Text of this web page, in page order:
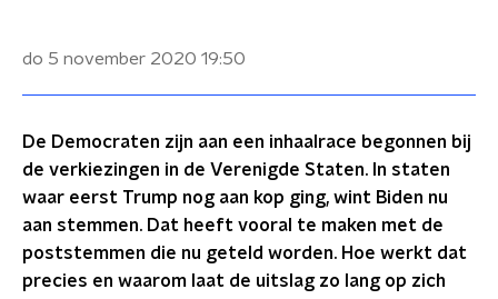
do 5 november 2020 19:50
De Democraten zijn aan een inhaalrace begonnen bij
de verkiezingen in de Verenigde Staten. In staten
waar eerst Trump nog aan kop ging, wint Biden nu
aan stemmen. Dat heeft vooral te maken met de
poststemmen die nu geteld worden. Hoe werkt dat
precies en waarom laat de uitslag zo lang op zich